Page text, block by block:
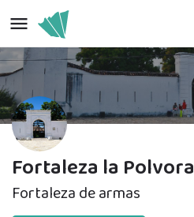
Fortaleza la Polvora
Fortaleza de armas